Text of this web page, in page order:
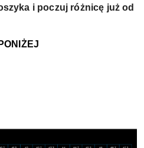
i poczuj różnicę już od